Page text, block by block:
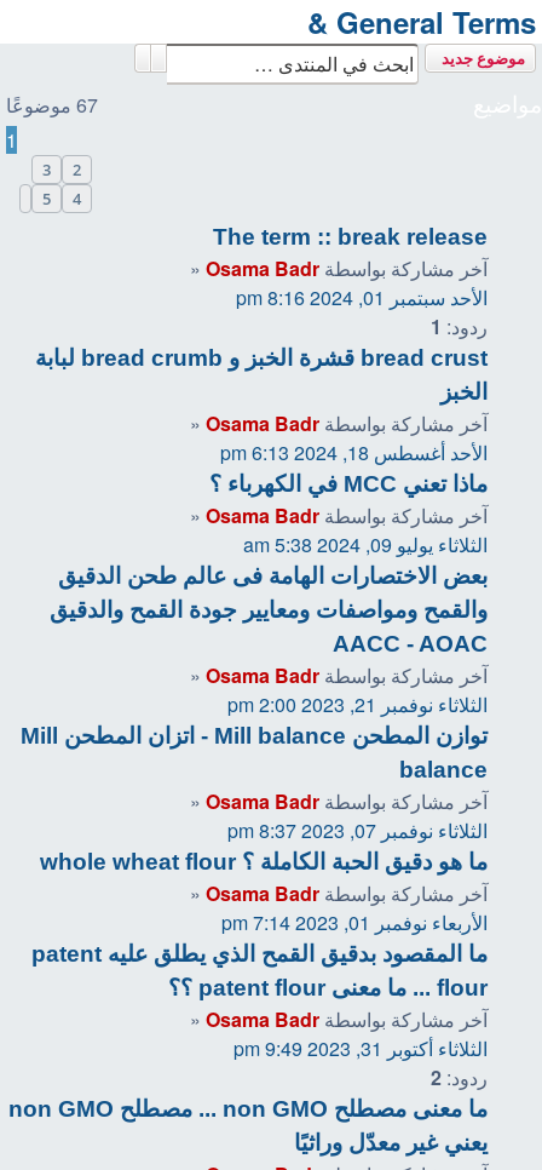
& General Terms
موضوع جديد
67 موضوعًا
1
2
3
4
5
التالي
The term :: break release
آخر مشاركة بواسطة Osama Badr
«
الأحد سبتمبر 01, 2024 8:16 pm
ردود: 1
bread crust قشرة الخبز و bread crumb لبابة
الخبز
آخر مشاركة بواسطة Osama Badr
«
الأحد أغسطس 18, 2024 6:13 pm
ماذا تعني MCC في الكهرباء ؟
آخر مشاركة بواسطة Osama Badr
«
الثلاثاء يوليو 09, 2024 5:38 am
بعض الاختصارات الهامة فى عالم طحن الدقيق
والقمح ومواصفات ومعايير جودة القمح والدقيق
AACC - AOAC
آخر مشاركة بواسطة Osama Badr
«
الثلاثاء نوفمبر 21, 2023 2:00 pm
توازن المطحن Mill balance - اتزان المطحن Mill
balance
آخر مشاركة بواسطة Osama Badr
«
الثلاثاء نوفمبر 07, 2023 8:37 pm
ما هو دقيق الحبة الكاملة ؟ whole wheat flour
آخر مشاركة بواسطة Osama Badr
«
الأربعاء نوفمبر 01, 2023 7:14 pm
ما المقصود بدقيق القمح الذي يطلق عليه patent
flour ... ما معنى patent flour ؟؟
آخر مشاركة بواسطة Osama Badr
«
الثلاثاء أكتوبر 31, 2023 9:49 pm
ردود: 2
ما معنى مصطلح non GMO ... مصطلح non GMO
يعني غير معدّل وراثيًا